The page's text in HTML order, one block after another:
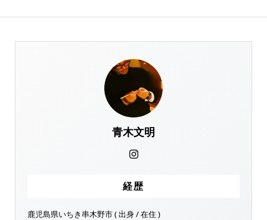
青木文明
経歴
鹿児島県いちき串木野市 ( 出身 / 在住 )